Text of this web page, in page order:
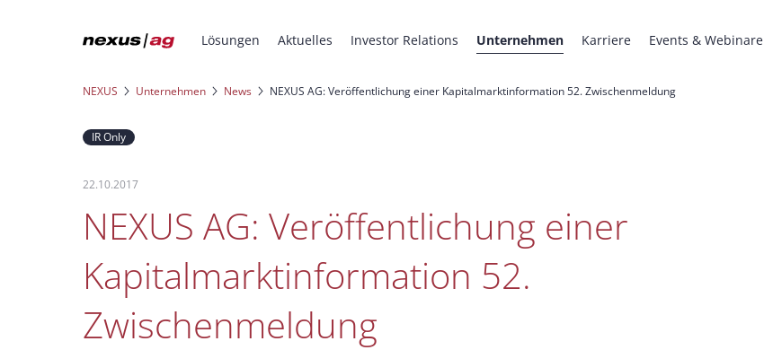
Lösungen Aktuelles Investor Relations Unternehmen Karriere Events & Webinare
NEXUS Unternehmen News NEXUS AG: Veröffentlichung einer Kapitalmarktinformation 52. Zwischenmeldung
IR Only
22.10.2017
NEXUS AG: Veröffentlichung einer
Kapitalmarktinformation 52.
Zwischenmeldung